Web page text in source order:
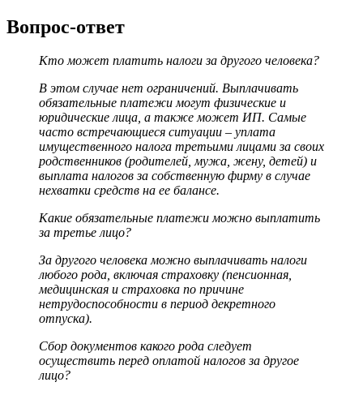
Вопрос-ответ
Кто может платить налоги за другого человека?
В этом случае нет ограничений. Выплачивать
обязательные платежи могут физические и
юридические лица, а также может ИП. Самые
часто встречающиеся ситуации – уплата
имущественного налога третьими лицами за своих
родственников (родителей, мужа, жену, детей) и
выплата налогов за собственную фирму в случае
нехватки средств на ее балансе.
Какие обязательные платежи можно выплатить
за третье лицо?
За другого человека можно выплачивать налоги
любого рода, включая страховку (пенсионная,
медицинская и страховка по причине
нетрудоспособности в период декретного
отпуска).
Сбор документов какого рода следует
осуществить перед оплатой налогов за другое
лицо?